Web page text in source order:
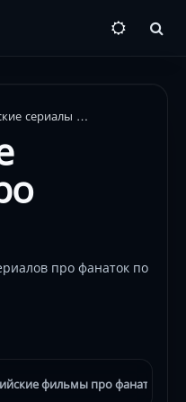
Английские сериалы про фанаток
про фанаток по
фильмы про фанаток